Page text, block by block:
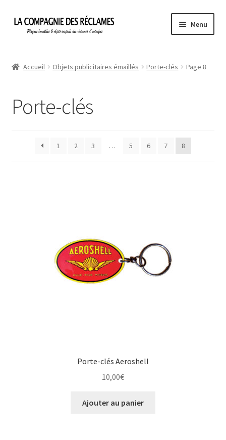
Aller
Aller
Menu
Informations légales
Une histoire de plaques émaillées
Accueil Objets publicitaires émaillés Porte-clés Page 8
Porte-clés
1 2 3 … 5 6 7 8
Porte-clés Aeroshell
10,00€
Ajouter au panier